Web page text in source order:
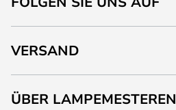
VERSAND
ÜBER LAMPEMESTEREN